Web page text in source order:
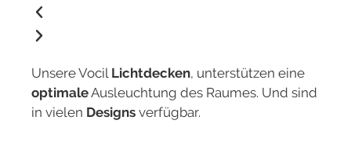
Unsere Vocil Lichtdecken, unterstützen eine
optimaleAusleuchtung des Raumes. Und sind
in vielen Designs verfügbar.